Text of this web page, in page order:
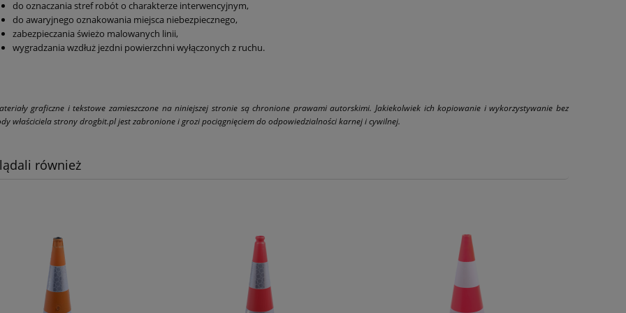
do oznaczania stref robót o charakterze interwencyjnym,
do awaryjnego oznakowania miejsca niebezpiecznego,
zabezpieczania świeżo malowanych linii,
wygradzania wzdłuż jezdni powierzchni wyłączonych z ruchu.
graficzne i tekstowe zamieszczone na niniejszej stronie są chronione prawami autorskimi. Jakiekolwiek ich kopiowanie i wykorzystywanie bez
właściciela strony drogbit.pl jest zabronione i grozi pociągnięciem do odpowiedzialności karnej i cywilnej.
również